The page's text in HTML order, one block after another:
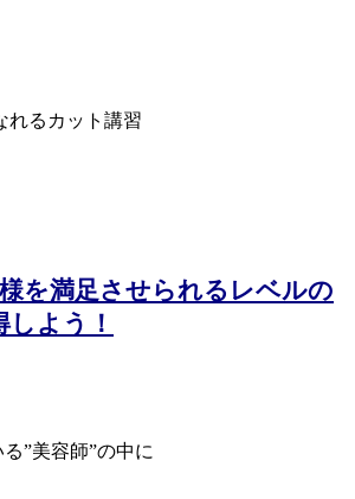
を満足させられるレベルの
よう！
”美容師”の中に